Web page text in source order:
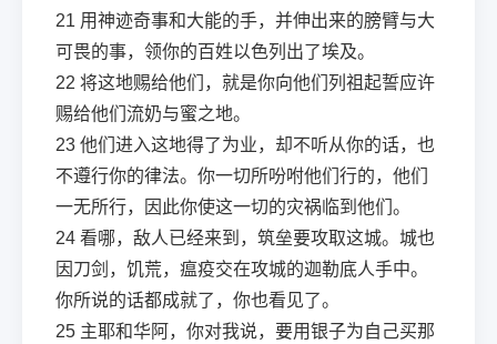
21 用神迹奇事和大能的手，并伸出来的膀臂与大
可畏的事，领你的百姓以色列出了埃及。
22 将这地赐给他们，就是你向他们列祖起誓应许
赐给他们流奶与蜜之地。
23 他们进入这地得了为业，却不听从你的话，也
不遵行你的律法。你一切所吩咐他们行的，他们
一无所行，因此你使这一切的灾祸临到他们。
24 看哪，敌人已经来到，筑垒要攻取这城。城也
因刀剑，饥荒，瘟疫交在攻城的迦勒底人手中。
你所说的话都成就了，你也看见了。
25 主耶和华阿，你对我说，要用银子为自己买那